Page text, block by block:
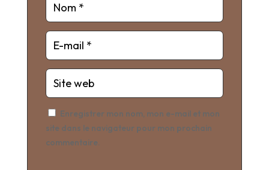
Enregistrer mon nom, mon e-mail et mon
site dans le navigateur pour mon prochain
commentaire.